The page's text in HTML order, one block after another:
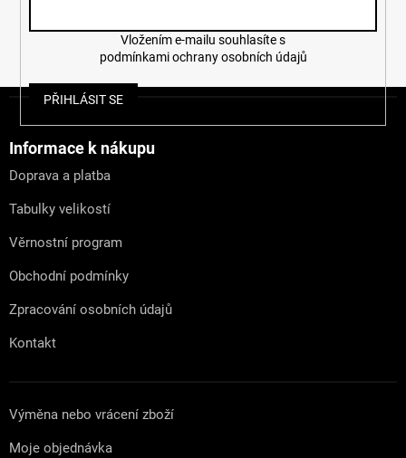
podmínkami ochrany osobních údajů
PŘIHLÁSIT SE
Informace k nákupu
Doprava a platba
Tabulky velikostí
Věrnostní program
Obchodní podmínky
Zpracování osobních údajů
Kontakt
Výměna nebo vrácení zboží
Moje objednávka